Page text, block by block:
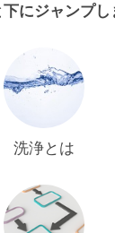
にジャンプし
洗浄とは